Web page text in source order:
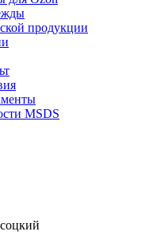
продукции
MSDS